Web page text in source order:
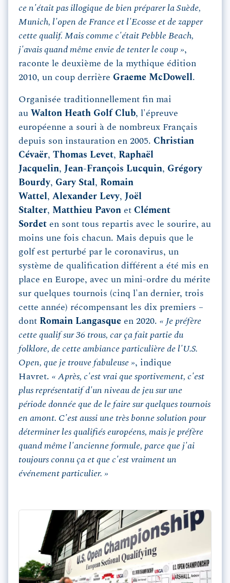
ce n'était pas illogique de bien préparer la Suède,
Munich, l'open de France et l'Ecosse et de zapper
cette qualif. Mais comme c'était Pebble Beach,
j'avais quand même envie de tenter le coup »,
raconte le deuxième de la mythique édition
2010, un coup derrière Graeme McDowell.
Organisée traditionnellement fin mai
au Walton Heath Golf Club, l'épreuve
européenne a souri à de nombreux Français
depuis son instauration en 2005. Christian
Cévaër, Thomas Levet, Raphaël
Jacquelin, Jean-François Lucquin, Grégory
Bourdy, Gary Stal, Romain
Wattel, Alexander Levy, Joël
Stalter, Matthieu Pavon et Clément
Sordet en sont tous repartis avec le sourire, au
moins une fois chacun. Mais depuis que le
golf est perturbé par le coronavirus, un
système de qualification différent a été mis en
place en Europe, avec un mini-ordre du mérite
sur quelques tournois (cinq l'an dernier, trois
cette année) récompensant les dix premiers –
dont Romain Langasque en 2020. « Je préfère
cette qualif sur 36 trous, car ça fait partie du
folklore, de cette ambiance particulière de l'U.S.
Open, que je trouve fabuleuse », indique
Havret. « Après, c'est vrai que sportivement, c'est
plus représentatif d'un niveau de jeu sur une
période donnée que de le faire sur quelques tournois
en amont. C'est aussi une très bonne solution pour
déterminer les qualifiés européens, mais je préfère
quand même l'ancienne formule, parce que j'ai
toujours connu ça et que c'est vraiment un
événement particulier. »